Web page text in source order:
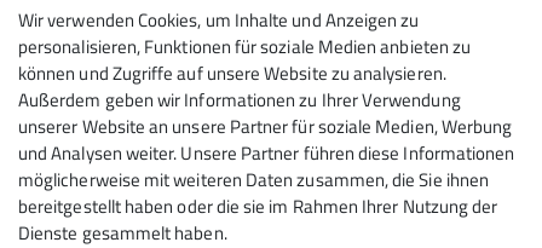
sein, konnten wir zu einem Alpine-Erste-Hilfe-Kurs bei
der Bergwacht Rosenheim-Samerberg gehen.
Hier konnten wir einen Einblick darin bekommen, wie
unsere lokale Bergwacht arbeitet und welche Systeme
hinter der Notrufnummer „112“ stecken.
Weiter betrachteten wir nach welchen Parametern ein
Unfall einzuschätzen ist, um im weiteren Vorgehen
keine Person in zu großem Maß zu gefährden.
Wir verwenden Cookies, um Inhalte und Anzeigen zu
personalisieren, Funktionen für soziale Medien anbieten zu
können und Zugriffe auf unsere Website zu analysieren.
Außerdem geben wir Informationen zu Ihrer Verwendung
unserer Website an unsere Partner für soziale Medien, Werbung
und Analysen weiter. Unsere Partner führen diese Informationen
möglicherweise mit weiteren Daten zusammen, die Sie ihnen
bereitgestellt haben oder die sie im Rahmen Ihrer Nutzung der
Dienste gesammelt haben.